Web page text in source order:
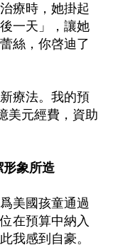
療時，她掛起
一天」，讓她
絲，你啓迪了
療法。我的預
美元經費，資助
形象所造
美國孩童通過
在預算中納入
我感到自豪。